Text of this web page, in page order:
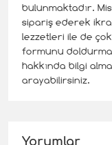
bulunmaktadır.
sipariş ederek
lezzetleri ile de
formunu
hakkında bilgi
arayabilirsiniz.
Yorumlar